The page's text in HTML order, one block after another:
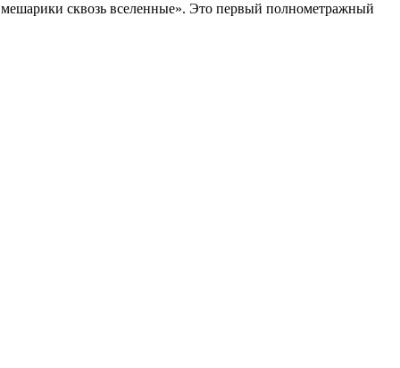
сквозь вселенные». Это первый полнометражный